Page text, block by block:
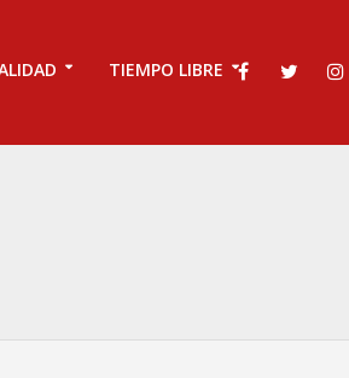
TIEMPO LIBRE